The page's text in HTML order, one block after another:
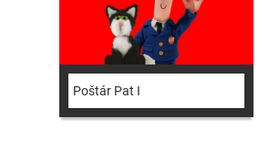
Poštár Pat I